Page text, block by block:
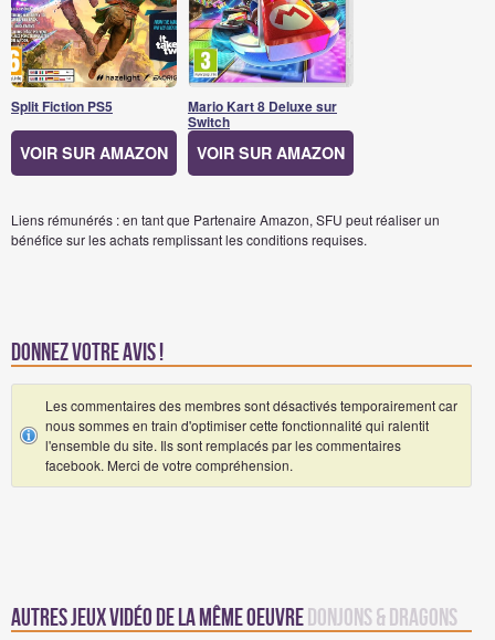
Split Fiction PS5
VOIR SUR AMAZON
Mario Kart 8 Deluxe sur
Switch
VOIR SUR AMAZON
Liens rémunérés : en tant que Partenaire Amazon, SFU peut réaliser un
bénéfice sur les achats remplissant les conditions requises.
Donnez votre avis !
Les commentaires des membres sont désactivés temporairement car
nous sommes en train d'optimiser cette fonctionnalité qui ralentit
l'ensemble du site. Ils sont remplacés par les commentaires
facebook. Merci de votre compréhension.
Autres jeux vidéo de la même oeuvre Donjons & Dragons